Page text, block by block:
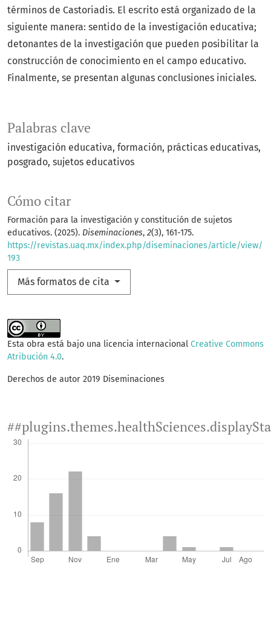
Palabras clave
investigación educativa formación prácticas educativas
posgrado sujetos educativos
Cómo citar
Formación para la investigación y constitución de sujetos
educativos. (2025). Diseminaciones, 2(3), 161-175.
https://revistas.uaq.mx/index.php/diseminaciones/article/view/
193
Más formatos de cita
términos de Castoriadis. El escrito está organizado de la
siguiente manera: sentido de la investigación educativa;
detonantes de la investigación que pueden posibilitar la
construcción de conocimiento en el campo educativo.
Finalmente, se presentan algunas conclusiones iniciales.
Esta obra está bajo una licencia internacional Creative Commons
Atribución 4.0.
Derechos de autor 2019 Diseminaciones